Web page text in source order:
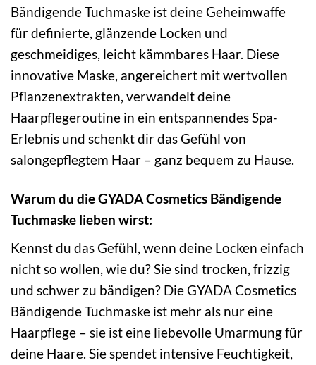
Bändigende Tuchmaske ist deine Geheimwaffe
für definierte, glänzende Locken und
geschmeidiges, leicht kämmbares Haar. Diese
innovative Maske, angereichert mit wertvollen
Pflanzenextrakten, verwandelt deine
Haarpflegeroutine in ein entspannendes Spa-
Erlebnis und schenkt dir das Gefühl von
salongepflegtem Haar – ganz bequem zu Hause.
Warum du die GYADA Cosmetics Bändigende
Tuchmaske lieben wirst:
Kennst du das Gefühl, wenn deine Locken einfach
nicht so wollen, wie du? Sie sind trocken, frizzig
und schwer zu bändigen? Die GYADA Cosmetics
Bändigende Tuchmaske ist mehr als nur eine
Haarpflege – sie ist eine liebevolle Umarmung für
deine Haare. Sie spendet intensive Feuchtigkeit,